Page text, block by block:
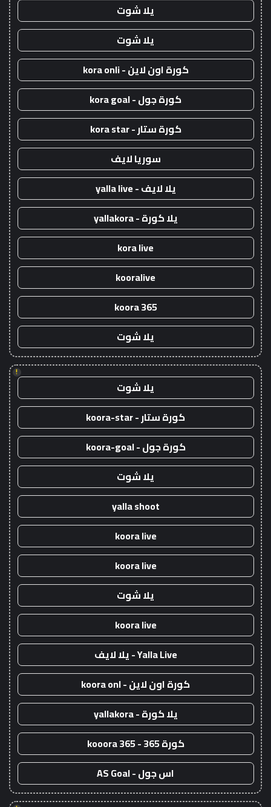
يلا شوت
يلا شوت
كورة اون لاين - kora onli
كورة جول - kora goal
كورة ستار - kora star
سوريا لايف
يلا لايف - yalla live
يلا كورة - yallakora
kora live
kooralive
koora 365
يلا شوت
!
يلا شوت
كورة ستار - koora-star
كورة جول - koora-goal
يلا شوت
yalla shoot
koora live
koora live
يلا شوت
koora live
Yalla Live - يلا لايف
كورة اون لاين - koora onl
يلا كورة - yallakora
كورة 365 - kooora 365
اس جول - AS Goal